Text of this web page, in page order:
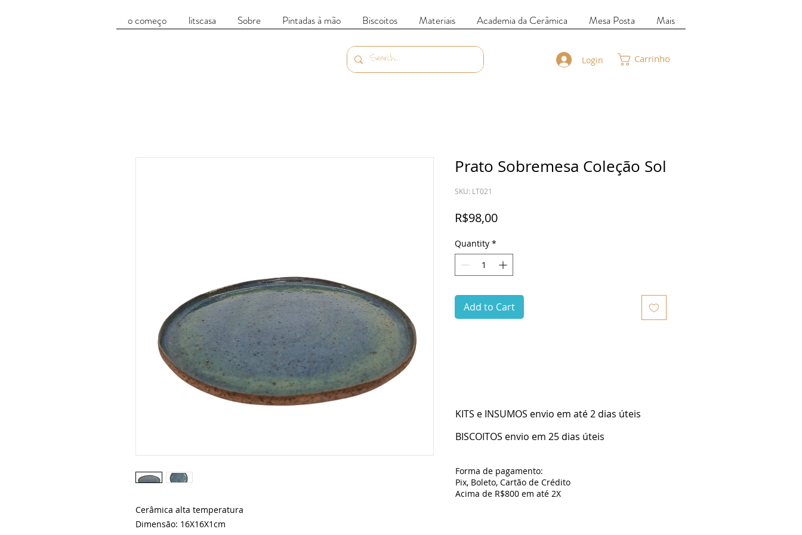
o começo litscasa Sobre Pintadas à mão Biscoitos Materiais Academia da Cerâmica Mesa Posta Mais
Login Carrinho
Cerâmica alta temperatura
Dimensão: 16X16X1cm
Prato Sobremesa Coleção Sol
SKU: LT021
R$98,00Price
Quantity *
Add to Cart
KITS e INSUMOS envio em até 2 dias úteis
BISCOITOS envio em 25 dias úteis
Forma de pagamento:
Pix, Boleto, Cartão de Crédito
Acima de R$800 em até 2X